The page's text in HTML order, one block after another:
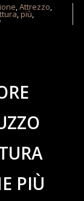
,Attrezzo,
,più,
PIÙ